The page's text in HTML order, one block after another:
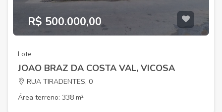
R$ 500.000,00
Lote
JOAO BRAZ DA COSTA VAL, VICOSA
RUA TIRADENTES, 0
Área terreno: 338 m²